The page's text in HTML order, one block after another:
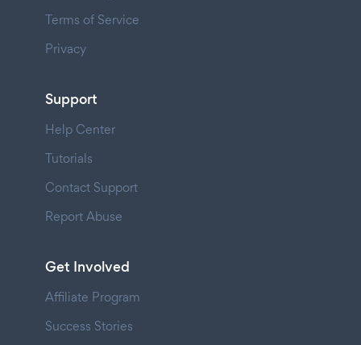
Terms of Service
Privacy
Support
Help Center
Tutorials
Contact Support
Report Abuse
Get Involved
Affiliate Program
Success Stories